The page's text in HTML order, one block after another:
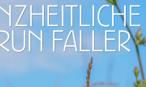
Faller